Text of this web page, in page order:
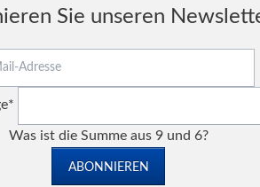
Sie unseren
*
Was ist die Summe aus 9 und 6?
ABONNIEREN